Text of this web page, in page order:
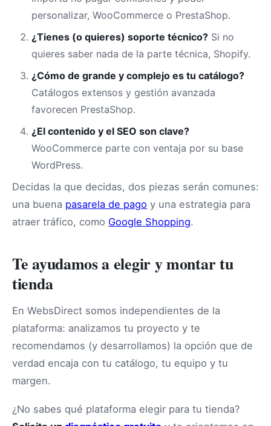
personalizar, WooCommerce o PrestaShop.
¿Tienes (o quieres) soporte técnico? Si no
quieres saber nada de la parte técnica, Shopify.
¿Cómo de grande y complejo es tu catálogo?
Catálogos extensos y gestión avanzada
favorecen PrestaShop.
¿El contenido y el SEO son clave?
WooCommerce parte con ventaja por su base
WordPress.
Decidas la que decidas, dos piezas serán comunes:
una buena pasarela de pago y una estrategia para
atraer tráfico, como Google Shopping.
Te ayudamos a elegir y montar tu
tienda
En WebsDirect somos independientes de la
plataforma: analizamos tu proyecto y te
recomendamos (y desarrollamos) la opción que de
verdad encaja con tu catálogo, tu equipo y tu
margen.
¿No sabes qué plataforma elegir para tu tienda?